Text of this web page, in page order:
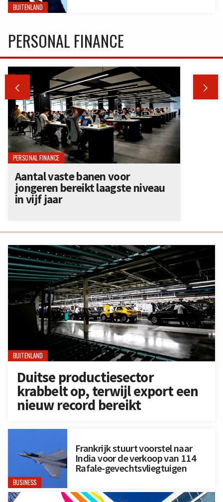
BUITENLAND
BUITENLAND
Duitse productiesector
krabbelt op, terwijl export een
nieuw record bereikt
BUSINESS
Frankrijk stuurt voorstel naar
India voor de verkoop van 114
Rafale-gevechtsvliegtuigen
PERSONAL FINANCE
 
PERSONAL FINANCE
Aantal vaste banen voor
jongeren bereikt laagste niveau
in vijf jaar